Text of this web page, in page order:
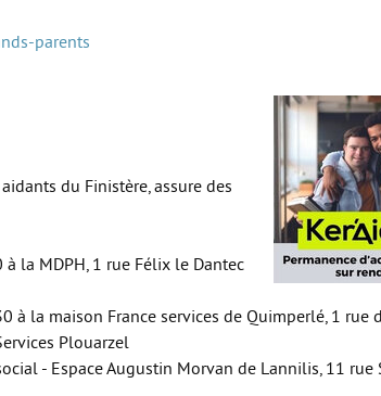
parents
du Finistère, assure des
la MDPH, 1 rue Félix le Dantec
la maison France services de Quimperlé, 1 rue
Plouarzel
- Espace Augustin Morvan de Lannilis, 11 rue